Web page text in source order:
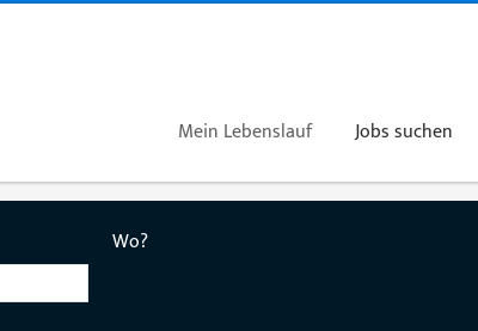
Mein Lebenslauf Jobs suchen
Wo?